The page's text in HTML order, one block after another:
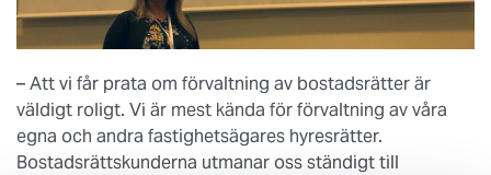
– Att vi får prata om förvaltning av bostadsrätter är
väldigt roligt. Vi är mest kända för förvaltning av våra
egna och andra fastighetsägares hyresrätter.
Bostadsrättskunderna utmanar oss ständigt till